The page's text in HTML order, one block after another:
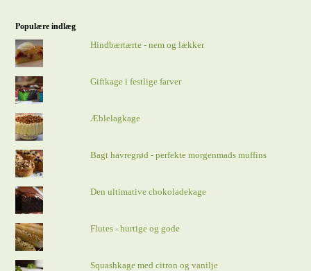
Populære indlæg
Hindbærtærte - nem og lækker
Giftkage i festlige farver
Æblelagkage
Bagt havregrød - perfekte morgenmads muffins
Den ultimative chokoladekage
Flutes - hurtige og gode
Squashkage med citron og vanilje